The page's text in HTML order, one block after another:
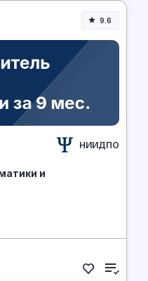
9.6
НИИДПО
и